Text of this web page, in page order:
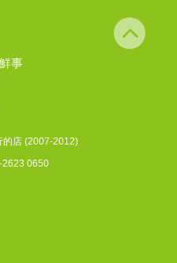
事
的店 (2007-2012)
0650